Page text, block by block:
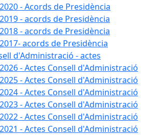
2020 - Acords de Presidència
2019 - acords de Presidència
2018 - acords de Presidència
2017- acords de Presidència
d'Administració - actes
2026 - Actes Consell d'Administració
2025 - Actes Consell d'Administració
2024 - Actes Consell d'Administració
2023 - Actes Consell d'Administració
2022 - Actes Consell d'Administració
2021 - Actes Consell d'Administració